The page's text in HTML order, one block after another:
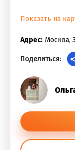
Показать на
Адрес: Москва,
Поделиться: